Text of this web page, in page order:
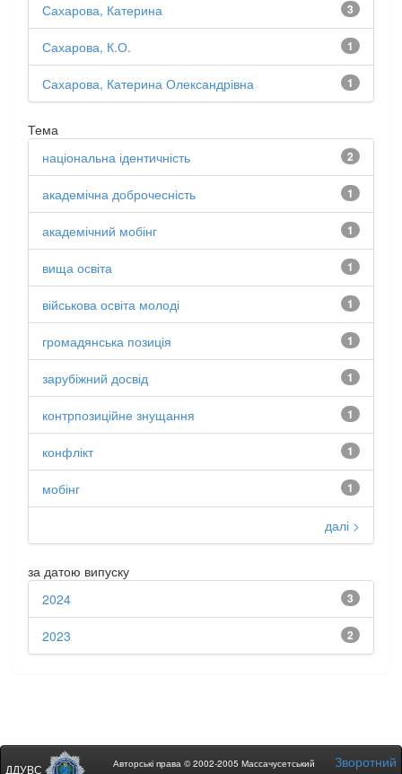
3
Сахарова, Катерина
1
Сахарова, К.О.
1
Сахарова, Катерина Олександрівна
Тема
2
національна ідентичність
1
академічна доброчесність
1
академічний мобінг
1
вища освіта
1
військова освіта молоді
1
громадянська позиція
1
зарубіжний досвід
1
контрпозиційне знущання
1
конфлікт
1
мобінг
далі >
за датою випуску
3
2024
2
2023
ДДУВС Авторські права © 2002-2005 Массачусетський
Зворотний